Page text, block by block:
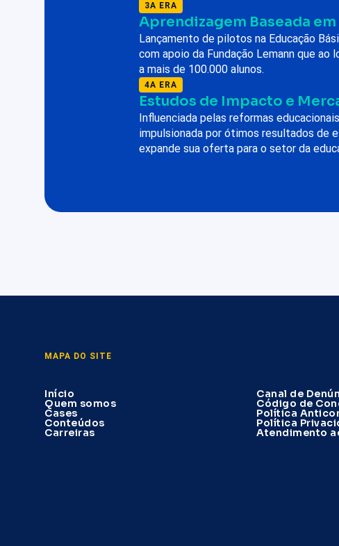
3A ERA
Aprendizagem Baseada
Lançamento de pilotos na Educação
com apoio da Fundação Lemann que ao
a mais de 100.000 alunos.
4A ERA
Estudos de Impacto e
Influenciada pelas reformas
impulsionada por ótimos resultados de
expande sua oferta para o setor da
MAPA DO SITE
Início
Quem somos
Cases
Conteúdos
Carreiras
Canal de
Código de
Política
Política
Atendimento